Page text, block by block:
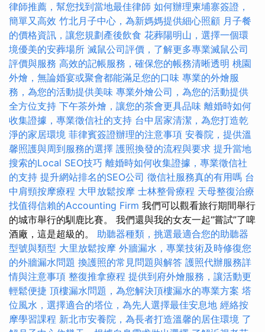
律師推薦，幫您找到當地最佳律師 如何辦理柬埔寨簽證，
簡單又高效 竹北月子中心，為新媽媽提供細心照顧 月子餐
的價格資訊，讓您規劃產後飲食 花葬陽明山，選擇一個環
境優美的安葬場所 滅鼠公司評價，了解更多專業滅鼠公司
評價與服務 高效的記帳服務，確保您的帳務清晰透明 桃園
外燴，無論婚宴或聚會都能滿足您的口味 專業的外燴服
務，為您的活動提供美味 專業外燴公司，為您的活動提供
全方位支持 下午茶外燴，讓您的茶會更具品味 離婚時如何
收集證據，專業徵信社的支持 台中居家清潔，為您打造乾
淨的家居環境 菲律賓簽證辦理的注意事項 安養院，提供溫
馨照護與周到服務的選擇 護照換發的流程與要求 提升當地
搜索的Local SEO技巧 離婚時如何收集證據，專業徵信社
的支持 提升網站排名的SEO公司 徵信社服務真的有用嗎 台
中肩頸按摩療程 大甲放鬆按摩 士林整骨療程 天母整復治療
找值得信賴的Accounting Firm 我們可以觀看旅行期間舉行
的城市舉行的馴鹿比賽。 我們還與我的女友一起“嘗試”了啤
酒廠，這是超級的。 助聽器種類，挑選最適合您的助聽器
型號與類型 大里放鬆按摩 外牆漏水，專業技術及時修復您
的外牆漏水問題 換護照的常見問題與解答 護照代辦服務詳
情與注意事項 整復推拿療程 提供到府外燴服務，讓活動更
輕鬆便捷 頂樓漏水問題，為您解決頂樓漏水的專業方案 塔
位風水，選擇適合的塔位，為先人選擇最佳安息地 經絡按
摩學習課程 新北市安養院，為長者打造溫馨的居住環境 了